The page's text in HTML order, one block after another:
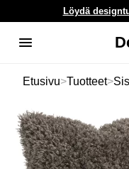
Löydä
Etusivu>Tuotteet>